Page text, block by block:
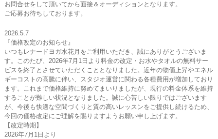
お問合せをして頂いてから面接＆オーディションとなります。
ご応募お待ちしております。
2026.5.7
『価格改定のお知らせ』
いつもレナードヨガ水花月をご利用いただき、誠にありがとうございま
す。このたび、2026年7月1日より料金の改定・お水やタオルの無料サー
ビスを終了とさせていただくこととなりました。近年の物価上昇やエネル
ギーコストの高騰に伴い、スタジオ運営に関わる各種費用が増加しており
ます。これまで価格維持に努めてまいりましたが、現行の料金体系を維持
することが難しい状況となりました。誠に心苦しい限りではございます
が、今後も快適な空間づくりと質の高いレッスンをご提供し続けるため、
今回の価格改定にご理解を賜りますようお願い申し上げます。
【改定時期】
2026年7月1日より